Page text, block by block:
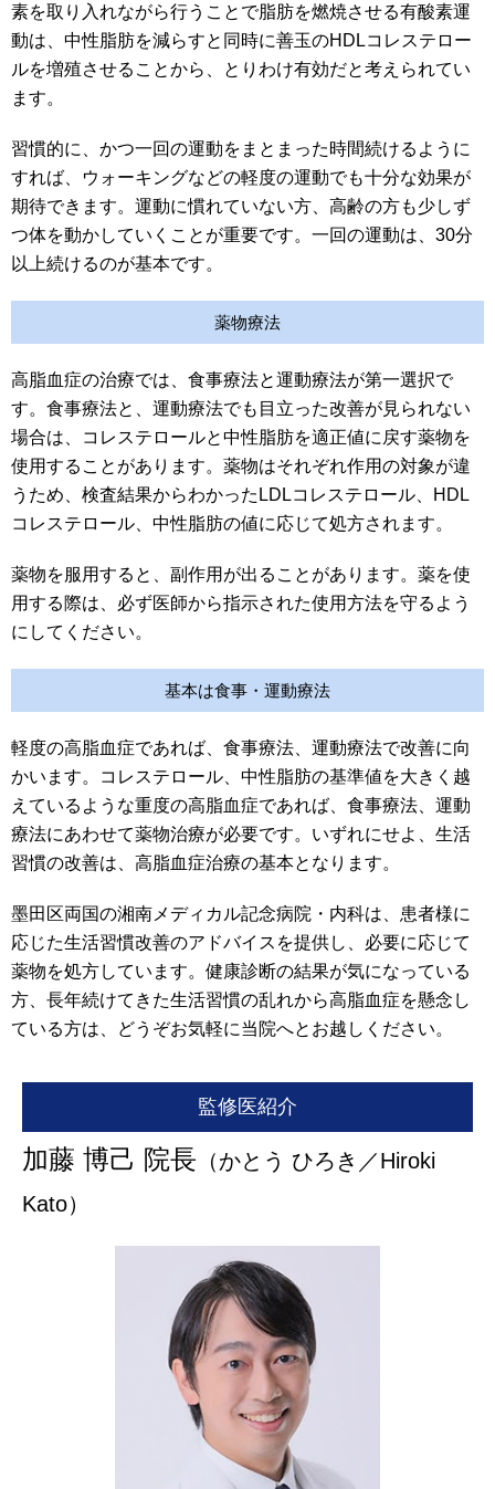
素を取り入れながら行うことで脂肪を燃焼させる有酸素運
動は、中性脂肪を減らすと同時に善玉のHDLコレステロー
ルを増殖させることから、とりわけ有効だと考えられてい
ます。
習慣的に、かつ一回の運動をまとまった時間続けるように
すれば、ウォーキングなどの軽度の運動でも十分な効果が
期待できます。運動に慣れていない方、高齢の方も少しず
つ体を動かしていくことが重要です。一回の運動は、30分
以上続けるのが基本です。
薬物療法
高脂血症の治療では、食事療法と運動療法が第一選択で
す。食事療法と、運動療法でも目立った改善が見られない
場合は、コレステロールと中性脂肪を適正値に戻す薬物を
使用することがあります。薬物はそれぞれ作用の対象が違
うため、検査結果からわかったLDLコレステロール、HDL
コレステロール、中性脂肪の値に応じて処方されます。
薬物を服用すると、副作用が出ることがあります。薬を使
用する際は、必ず医師から指示された使用方法を守るよう
にしてください。
基本は食事・運動療法
軽度の高脂血症であれば、食事療法、運動療法で改善に向
かいます。コレステロール、中性脂肪の基準値を大きく越
えているような重度の高脂血症であれば、食事療法、運動
療法にあわせて薬物治療が必要です。いずれにせよ、生活
習慣の改善は、高脂血症治療の基本となります。
墨田区両国の湘南メディカル記念病院・内科は、患者様に
応じた生活習慣改善のアドバイスを提供し、必要に応じて
薬物を処方しています。健康診断の結果が気になっている
方、長年続けてきた生活習慣の乱れから高脂血症を懸念し
ている方は、どうぞお気軽に当院へとお越しください。
監修医紹介
加藤 博己 院長 （かとう ひろき／Hiroki
Kato）